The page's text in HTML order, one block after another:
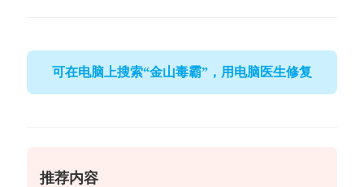
可在电脑上搜索“金山毒霸”，用电脑医生修复
推荐内容